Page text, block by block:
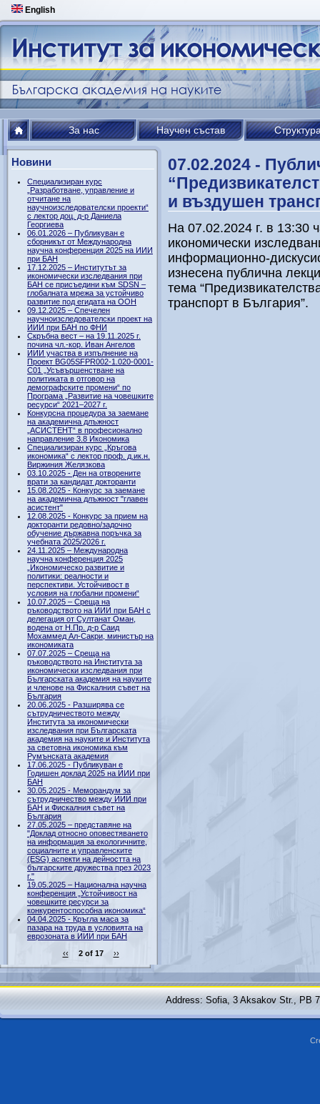
English
За нас Научен състав
Новини
Специализиран курс
„Разработване, управление и
отчитане на
научноизследователски проекти“
с лектор доц. д-р Даниела
Георгиева
06.01.2026 – Публикуван е
сборникът от Международна
научна конференция 2025 на ИИИ
при БАН
17.12.2025 – Институтът за
икономически изследвания при
БАН се присъедини към SDSN –
глобалната мрежа за устойчиво
развитие под егидата на ООН
09.12.2025 – Спечелен
научноизследователски проект на
ИИИ при БАН по ФНИ
Скръбна вест – на 19.11.2025 г.
почина чл.-кор. Иван Ангелов
ИИИ участва в изпълнение на
Проект BG05SFPR002-1.020-0001-
C01 „Усъвършенстване на
политиката в отговор на
демографските промени“ по
Програма „Развитие на човешките
ресурси“ 2021–2027 г.
Конкурсна процедура за заемане
на академична длъжност
„АСИСТЕНТ“ в професионално
направление 3.8 Икономика
Специализиран курс „Кръгова
икономика“ с лектор проф. д.ик.н.
Виржиния Желязкова
03.10.2025 - Ден на отворените
врати за кандидат докторанти
15.08.2025 - Конкурс за заемане
на академична длъжност "главен
асистент"
12.08.2025 - Конкурс за прием на
докторанти редовно/задочно
обучение държавна поръчка за
учебната 2025/2026 г.
24.11.2025 – Международна
научна конференция 2025
„Икономическо развитие и
политики: реалности и
перспективи. Устойчивост в
условия на глобални промени“
10.07.2025 – Среща на
ръководството на ИИИ при БАН с
делегация от Султанат Оман,
водена от Н.Пр. д-р Саид
Мохаммед Ал-Сакри, министър на
икономиката
07.07.2025 – Среща на
ръководството на Института за
икономически изследвания при
Българската академия на науките
и членове на Фискалния съвет на
България
20.06.2025 - Разширява се
сътрудничеството между
Института за икономически
изследвания при Българската
академия на науките и Института
за световна икономика към
Румънската академия
17.06.2025 - Публикуван е
Годишен доклад 2025 на ИИИ при
БАН
30.05.2025 - Меморандум за
сътрудничество между ИИИ при
БАН и Фискалния съвет на
България
27.05.2025 – представяне на
"Доклад относно оповестяването
на информация за екологичните,
социалните и управленските
(ESG) аспекти на дейността на
българските дружества през 2023
г."
19.05.2025 – Национална научна
конференция „Устойчивост на
човешките ресурси за
конкурентоспособна икономика“
04.04.2025 - Кръгла маса за
пазара на труда в условията на
еврозоната в ИИИ при БАН
‹‹
2 of 17 ››
07.02.2024 -
и въздушен
На 07.02.2024 г. в 13:30
икономически
информационно-
изнесена публична
тема
транспорт в България”.
Address: Sofia, 3 Aksakov Str., PB